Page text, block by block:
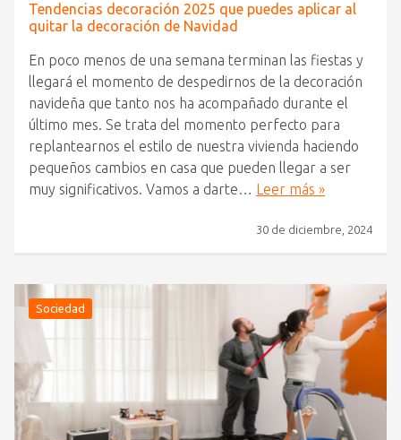
Tendencias decoración 2025 que puedes aplicar al
quitar la decoración de Navidad
En poco menos de una semana terminan las fiestas y
llegará el momento de despedirnos de la decoración
navideña que tanto nos ha acompañado durante el
último mes. Se trata del momento perfecto para
replantearnos el estilo de nuestra vivienda haciendo
pequeños cambios en casa que pueden llegar a ser
muy significativos. Vamos a darte… Leer más »
30 de diciembre, 2024
Sociedad